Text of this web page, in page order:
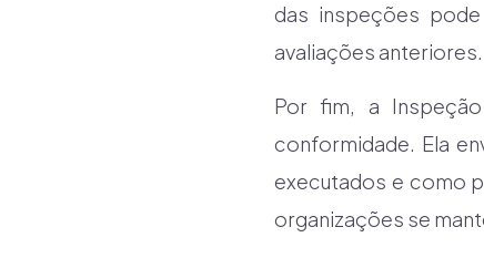
das inspeções
avaliações anteriores.
Por fim, a
conformidade. Ela
executados e como
organizações se